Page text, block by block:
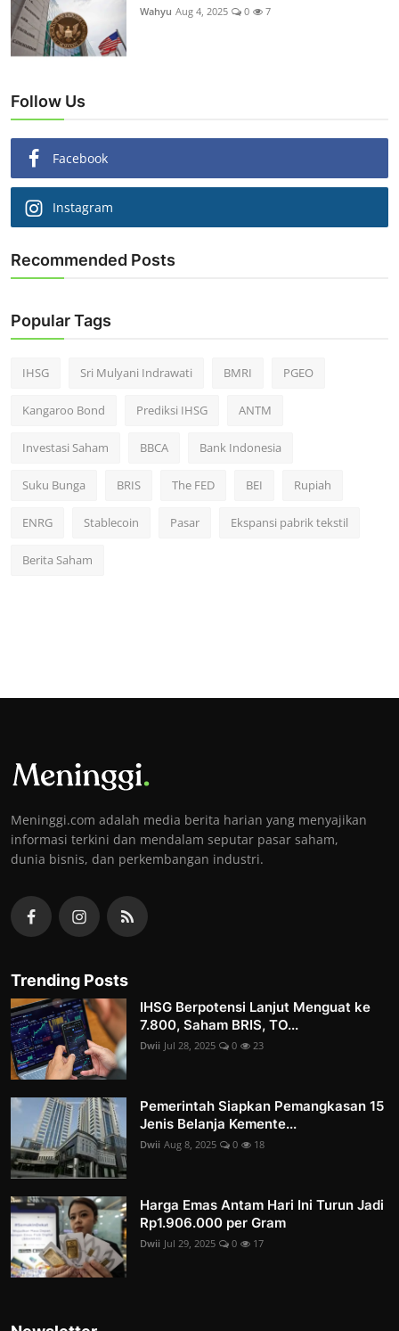
Wahyu Aug 4, 2025 0 7
Follow Us
Facebook
Instagram
Recommended Posts
Popular Tags
IHSG Sri Mulyani Indrawati BMRI PGEO
Kangaroo Bond Prediksi IHSG ANTM
Investasi Saham BBCA Bank Indonesia
Suku Bunga BRIS The FED BEI Rupiah
ENRG Stablecoin Pasar Ekspansi pabrik tekstil
Berita Saham
Meninggi.com adalah media berita harian yang menyajikan
informasi terkini dan mendalam seputar pasar saham,
dunia bisnis, dan perkembangan industri.
Trending Posts
IHSG Berpotensi Lanjut Menguat ke
7.800, Saham BRIS, TO...
Dwii Jul 28, 2025 0 23
Pemerintah Siapkan Pemangkasan 15
Jenis Belanja Kemente...
Dwii Aug 8, 2025 0 18
Harga Emas Antam Hari Ini Turun Jadi
Rp1.906.000 per Gram
Dwii Jul 29, 2025 0 17